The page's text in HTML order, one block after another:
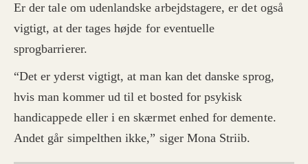
Er der tale om udenlandske arbejdstagere, er det også
vigtigt, at der tages højde for eventuelle
sprogbarrierer.
“Det er yderst vigtigt, at man kan det danske sprog,
hvis man kommer ud til et bosted for psykisk
handicappede eller i en skærmet enhed for demente.
Andet går simpelthen ikke,” siger Mona Striib.